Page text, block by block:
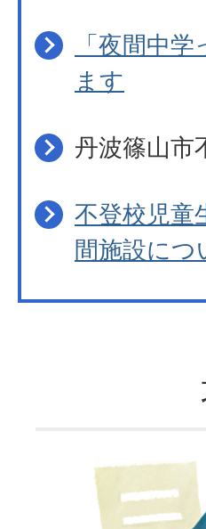
「夜間中
ます
丹波篠山市
不登校児童
間施設につ